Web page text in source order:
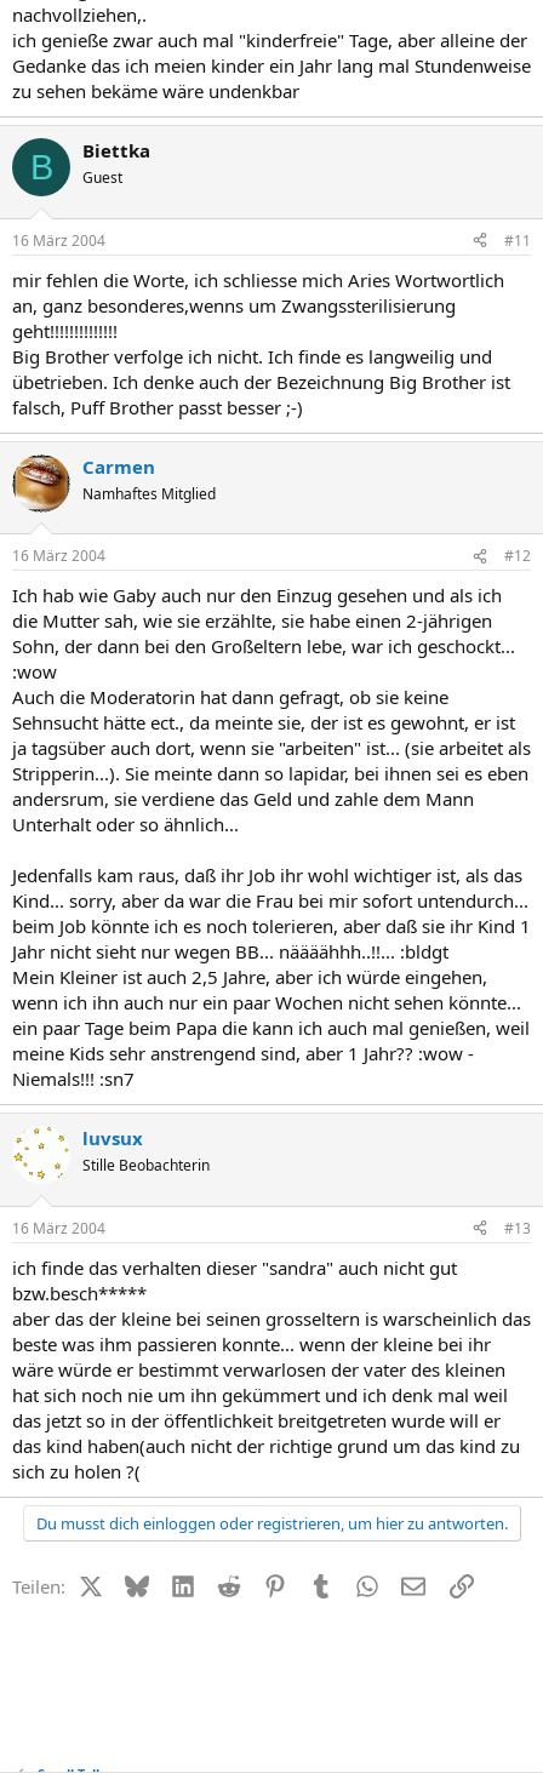
nachvollziehen,.
ich genieße zwar auch mal "kinderfreie" Tage, aber alleine der
Gedanke das ich meien kinder ein Jahr lang mal Stundenweise
zu sehen bekäme wäre undenkbar
B Biettka
Guest
16 März 2004 #11
mir fehlen die Worte, ich schliesse mich Aries Wortwortlich
an, ganz besonderes,wenns um Zwangssterilisierung
geht!!!!!!!!!!!!!!
Big Brother verfolge ich nicht. Ich finde es langweilig und
übetrieben. Ich denke auch der Bezeichnung Big Brother ist
falsch, Puff Brother passt besser ;-)
Carmen
Namhaftes Mitglied
16 März 2004 #12
Ich hab wie Gaby auch nur den Einzug gesehen und als ich
die Mutter sah, wie sie erzählte, sie habe einen 2-jährigen
Sohn, der dann bei den Großeltern lebe, war ich geschockt...
:wow
Auch die Moderatorin hat dann gefragt, ob sie keine
Sehnsucht hätte ect., da meinte sie, der ist es gewohnt, er ist
ja tagsüber auch dort, wenn sie "arbeiten" ist... (sie arbeitet als
Stripperin...). Sie meinte dann so lapidar, bei ihnen sei es eben
andersrum, sie verdiene das Geld und zahle dem Mann
Unterhalt oder so ähnlich...
Jedenfalls kam raus, daß ihr Job ihr wohl wichtiger ist, als das
Kind... sorry, aber da war die Frau bei mir sofort untendurch...
beim Job könnte ich es noch tolerieren, aber daß sie ihr Kind 1
Jahr nicht sieht nur wegen BB... näääähhh..!!... :bldgt
Mein Kleiner ist auch 2,5 Jahre, aber ich würde eingehen,
wenn ich ihn auch nur ein paar Wochen nicht sehen könnte...
ein paar Tage beim Papa die kann ich auch mal genießen, weil
meine Kids sehr anstrengend sind, aber 1 Jahr?? :wow -
Niemals!!! :sn7
luvsux
Stille Beobachterin
16 März 2004 #13
ich finde das verhalten dieser "sandra" auch nicht gut
bzw.besch*****
aber das der kleine bei seinen grosseltern is warscheinlich das
beste was ihm passieren konnte... wenn der kleine bei ihr
wäre würde er bestimmt verwarlosen der vater des kleinen
hat sich noch nie um ihn gekümmert und ich denk mal weil
das jetzt so in der öffentlichkeit breitgetreten wurde will er
das kind haben(auch nicht der richtige grund um das kind zu
sich zu holen ?(
Du musst dich einloggen oder registrieren, um hier zu antworten.
Teilen: X (Twitter)
BlueskyLinkedIn
Reddit PinterestTumblr WhatsApp
E-MailLink